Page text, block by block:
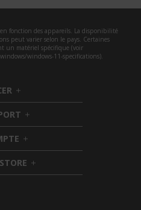
fonction des appareils. La disponibilité
peut varier selon le pays. Certaines
un matériel spécifique (voir
windows-11-specifications).
h
i
d
d
e
n
h
i
d
d
e
n
h
i
d
d
h
i